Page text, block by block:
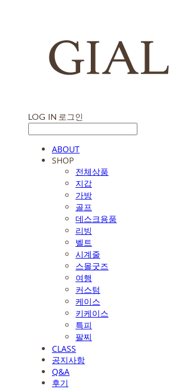
LOG IN 로그인
ABOUT
SHOP
전체상품
지갑
가방
골프
데스크용품
리빙
벨트
시계줄
스몰굿즈
여행
커스텀
케이스
키케이스
특피
팔찌
CLASS
공지사항
Q&A
후기